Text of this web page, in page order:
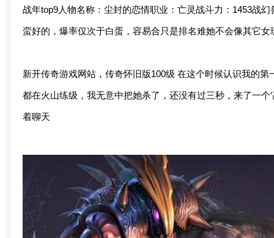
战年top9人物名称：尘封的恋情职业：亡灵战斗力：1453战
蛮好的，爆率仅次于白蛋，容易合只是排名难她不会像其它
新开传奇游戏网站，传奇怀旧版100级 在这个时候认识我的第
都在火山练级，我无意中把她杀了，还没有过三秒，来了一个
着聊天